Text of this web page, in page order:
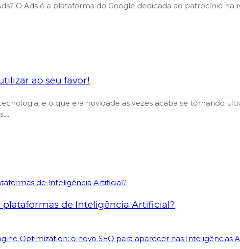
O Ads é a plataforma do Google dedicada ao patrocínio
ao seu favor!
e o que era novidade as vezes acaba se tornando
plataformas de Inteligência Artificial?